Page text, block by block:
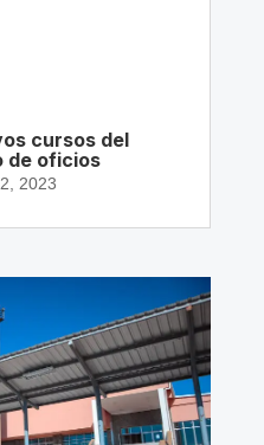
cursos del
de oficios
2023